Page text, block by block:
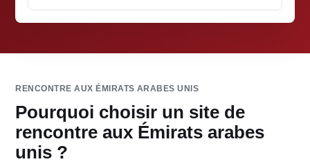
RENCONTRE AUX ÉMIRATS ARABES UNIS
Pourquoi choisir un site de
rencontre aux Émirats arabes
unis ?